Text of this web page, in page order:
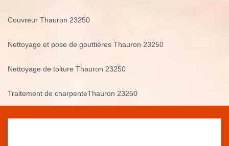
Couvreur Thauron 23250
Nettoyage et pose de gouttières Thauron 23250
Nettoyage de toiture Thauron 23250
Traitement de charpenteThauron 23250